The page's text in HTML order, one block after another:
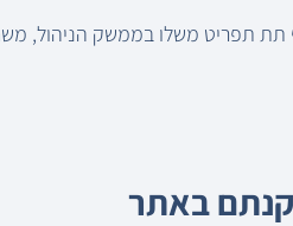
תפריט משלו בממשק הניהול,
באתר